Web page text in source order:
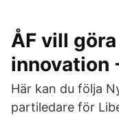
ÅF vill
innovation
Här kan du följa
partiledare för